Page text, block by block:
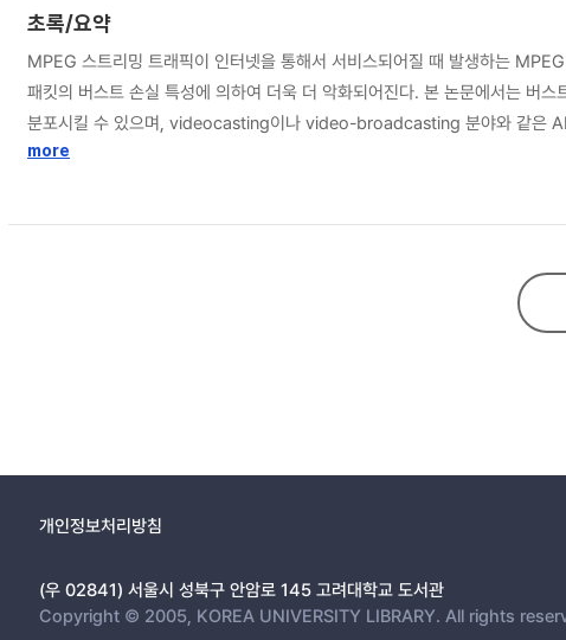
초록/요약
MPEG 스트리밍 트래픽이 인터넷을 통해서 서비스되어질 때 발생하는
패킷의 버스트 손실 특성에 의하여 더욱 더 악화되어진다. 본 논문에서는 버
분포시킬 수 있으며, videocasting이나 video-broadcasting 분야와 같은
상시킬 수 있다. 실험 결과는 제안된 에러 확산 기법에 의해 MPEG 패킷 손실
more
개인정보처리방침
(우 02841) 서울시 성북구 안암로 145 고려대학교 도서관
Copyright © 2005, KOREA UNIVERSITY LIBRARY. All rights